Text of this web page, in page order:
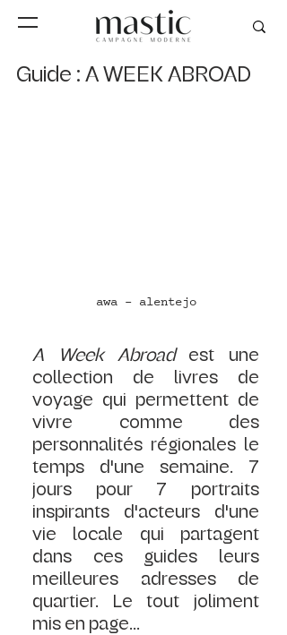
Guide : A WEEK ABROAD
awa - alentejo
A Week Abroad est une
collection de livres de
voyage qui permettent de
vivre comme des
personnalités régionales le
temps d'une semaine. 7
jours pour 7 portraits
inspirants d'acteurs d'une
vie locale qui partagent
dans ces guides leurs
meilleures adresses de
quartier. Le tout joliment
mis en page...